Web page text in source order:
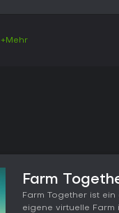
+Mehr
Farm
Farm Together ist
eigene virtuelle